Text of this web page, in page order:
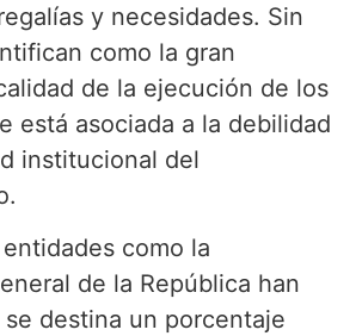
y necesidades. Sin
como la gran
de la ejecución de los
está asociada a la debilidad
institucional del
como la
de la República han
destina un porcentaje